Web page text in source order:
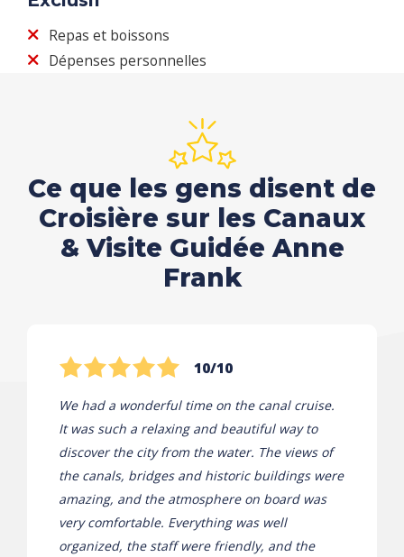
Repas et boissons
Dépenses personnelles
Ce que les gens disent de
Croisière sur les Canaux
& Visite Guidée Anne
Frank
10/10
We had a wonderful time on the canal cruise.
It was such a relaxing and beautiful way to
discover the city from the water. The views of
the canals, bridges and historic buildings were
amazing, and the atmosphere on board was
very comfortable. Everything was well
organized, the staff were friendly, and the